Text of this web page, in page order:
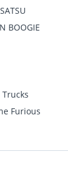
BOOGIE
Furious